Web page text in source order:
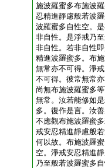
施波羅蜜多布施波
忍精進靜慮般若波
波羅蜜多自性空。
非自性。是淨戒乃
非自性。若非自性
精進波羅蜜多。布
無常亦不可得。淨
不可得。彼常無常
尚無布施波羅蜜多
無常。汝若能修如
多。復作是言。汝
不應觀布施波羅蜜
戒安忍精進靜慮般
何以故。布施波羅
空。淨戒安忍精進
乃至般若波羅蜜多